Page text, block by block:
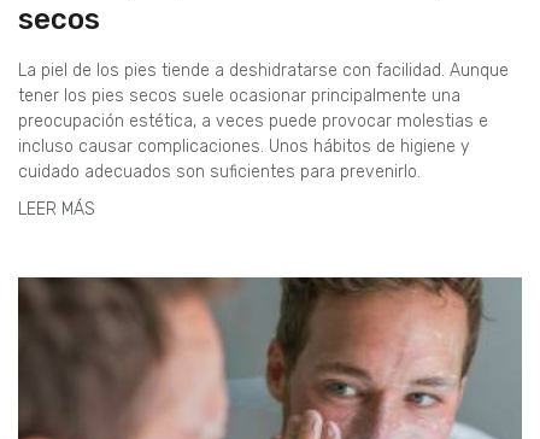
secos
La piel de los pies tiende a deshidratarse con facilidad. Aunque
tener los pies secos suele ocasionar principalmente una
preocupación estética, a veces puede provocar molestias e
incluso causar complicaciones. Unos hábitos de higiene y
cuidado adecuados son suficientes para prevenirlo.
LEER MÁS